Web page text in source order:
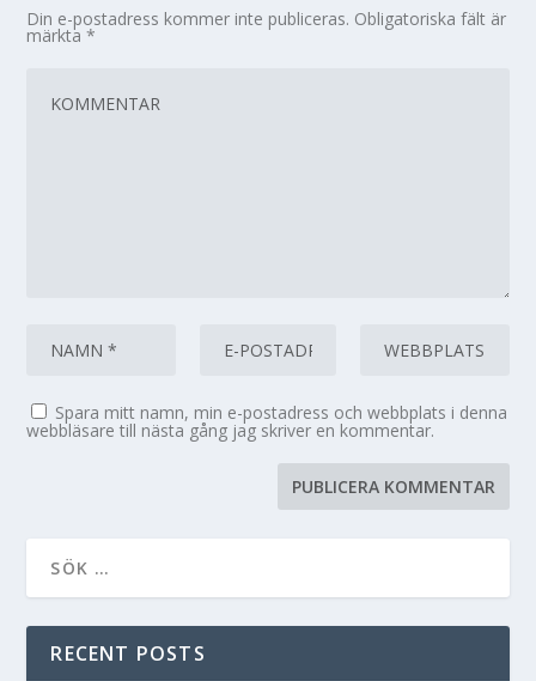
Din e-postadress kommer inte publiceras. Obligatoriska fält är
märkta*
Spara mitt namn, min e-postadress och webbplats i denna
webbläsare till nästa gång jag skriver en kommentar.
RECENT POSTS